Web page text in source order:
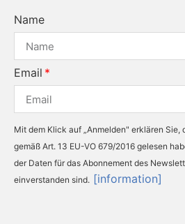
Name
Email
Mit dem Klick auf „Anmelden" erklären Sie,
gemäß Art. 13 EU-VO 679/2016 gelesen
der Daten für das Abonnement des
einverstanden sind. [information]